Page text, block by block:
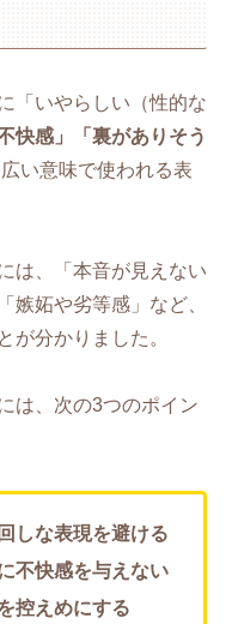
「いやらしい（性的な
不快感」「裏がありそう
い意味で使われる表
は、「本音が見えない
嫉妬や劣等感」など、
が分かりました。
は、次の3つのポイン
しな表現を避ける
不快感を与えない
控えめにする